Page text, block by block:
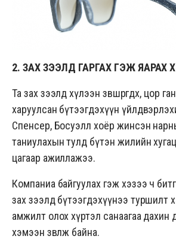
2. ЗАХ ЗЭЭЛД ГАРГАХ ГЭЖ ЯАРАХ
Та зах зээлд хүлээн зөвшөөрөгдөх, цор
харуулсан бүтээгдэхүүн
Спенсер, Босуэлл хоёр жинсэн
таниулахын тулд бүтэн жилийн
цагаар ажиллажээ.
Компаниа байгуулах гэж хэзээ ч
зах зээлд бүтээгдэхүүнээ туршилт
амжилт олох хүртэл санаагаа дахин
хэмээн зөвлөж байна.